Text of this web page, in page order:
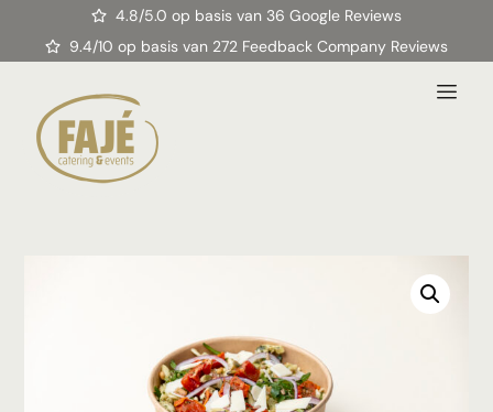
4.8/5.0 op basis van 36 Google Reviews
9.4/10 op basis van 272 Feedback Company Reviews